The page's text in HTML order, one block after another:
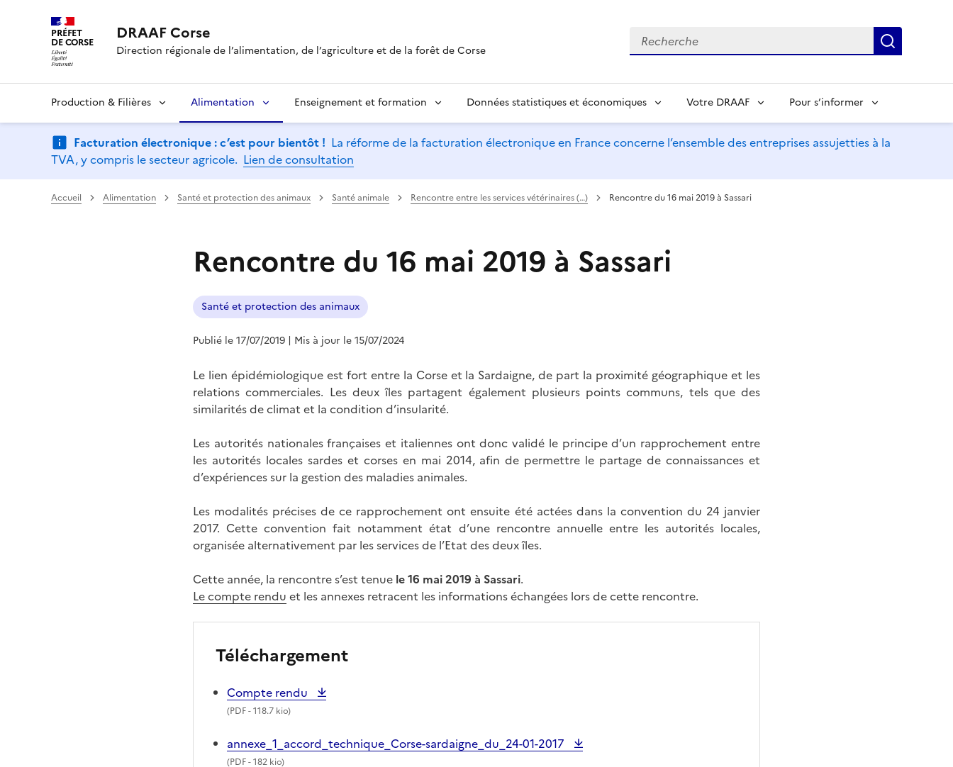
PRÉFET
DE CORSE DRAAF Corse
Direction régionale de l’alimentation, de l’agriculture et de la forêt de Corse
Recherche
Production & Filières Alimentation Enseignement et formation Données statistiques et économiques Votre DRAAF Pour s’informer
Facturation électronique : c’est pour bientôt ! La réforme de la facturation électronique en France concerne l’ensemble des entreprises assujetties à la
TVA, y compris le secteur agricole. Lien de consultation
Accueil Alimentation Santé et protection des animaux Santé animale Rencontre entre les services vétérinaires (…) Rencontre du 16 mai 2019 à Sassari
Rencontre du 16 mai 2019 à Sassari
Santé et protection des animaux
Publié le 17/07/2019 | Mis à jour le 15/07/2024
Le lien épidémiologique est fort entre la Corse et la Sardaigne, de part la proximité géographique et les
relations commerciales. Les deux îles partagent également plusieurs points communs, tels que des
similarités de climat et la condition d’insularité.
Les autorités nationales françaises et italiennes ont donc validé le principe d’un rapprochement entre
les autorités locales sardes et corses en mai 2014, afin de permettre le partage de connaissances et
d’expériences sur la gestion des maladies animales.
Les modalités précises de ce rapprochement ont ensuite été actées dans la convention du 24 janvier
2017. Cette convention fait notamment état d’une rencontre annuelle entre les autorités locales,
organisée alternativement par les services de l’Etat des deux îles.
Cette année, la rencontre s’est tenue le 16 mai 2019 à Sassari.
Le compte rendu et les annexes retracent les informations échangées lors de cette rencontre.
Téléchargement
Compte rendu
(PDF- 118.7 kio)
annexe_1_accord_technique_Corse-sardaigne_du_24-01-2017
(PDF- 182 kio)